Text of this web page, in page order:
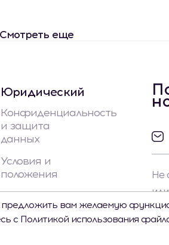
Смотреть еще
Юридический
Конфиденциальность
и защита
данных
Условия и
положения
Не
вам желаемую
с Политикой использования